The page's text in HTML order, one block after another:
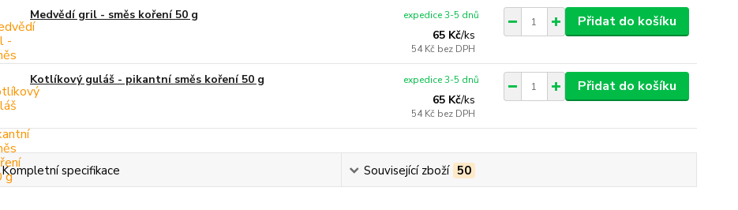
Medvědí gril - směs koření 50 g
65 Kč/ks
54 Kč bez DPH
expedice 3-5 dnů Přidat do košíku
Kotlíkový guláš - pikantní směs koření 50 g
65 Kč/ks
54 Kč bez DPH
expedice 3-5 dnů Přidat do košíku
Kompletní specifikace Související zboží 50